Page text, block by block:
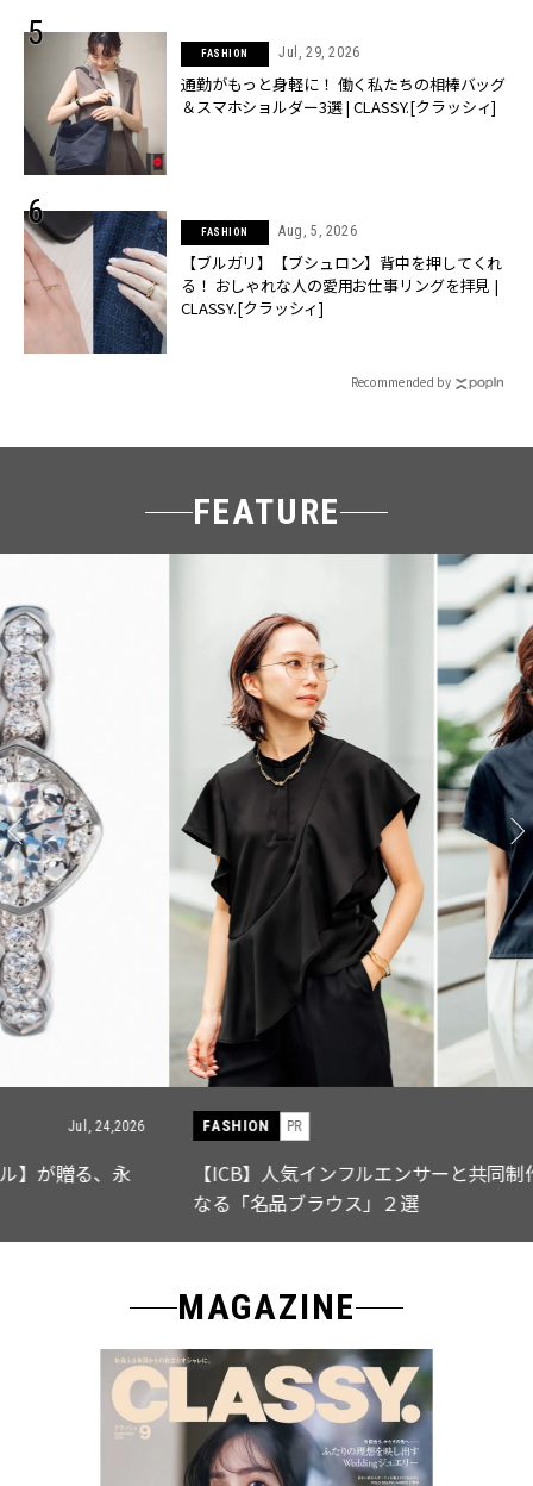
FASHION Jul, 29, 2026
通勤がもっと身軽に！ 働く私たちの相棒バッグ
＆スマホショルダー3選 | CLASSY.[クラッシィ]
FASHION Aug, 5, 2026
【ブルガリ】【ブシュロン】背中を押してくれ
る！ おしゃれな人の愛用お仕事リングを拝見 |
CLASSY.[クラッシィ]
Recommended by
FEATURE
FASHION PR
【ICB】人気インフルエンサーと共同制作! 週5で着たく
なる「名品ブラウス」２選
MAGAZINE